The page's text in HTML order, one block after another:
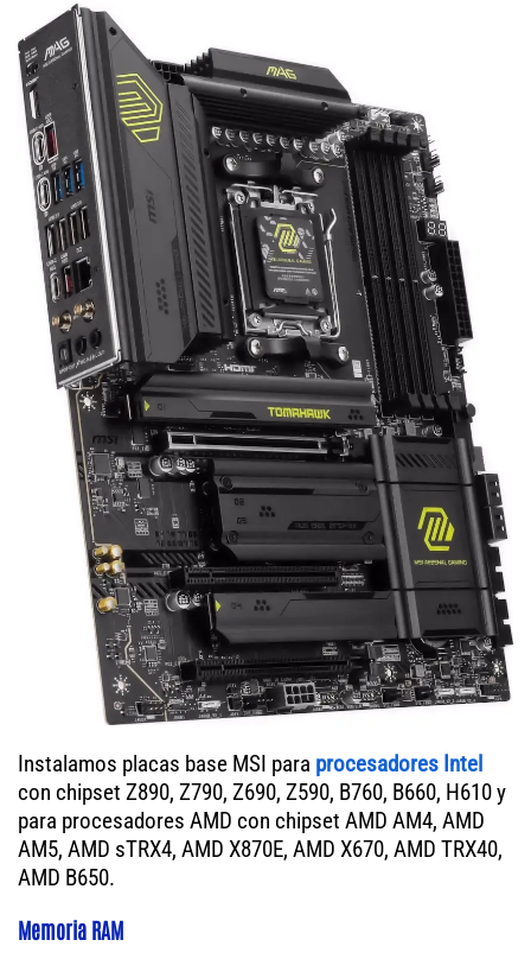
Instalamos placas base MSI para procesadores Intel
con chipset Z890, Z790, Z690, Z590, B760, B660, H610 y
para procesadores AMD con chipset AMD AM4, AMD
AM5, AMD sTRX4, AMD X870E, AMD X670, AMD TRX40,
AMD B650.
Memoria RAM